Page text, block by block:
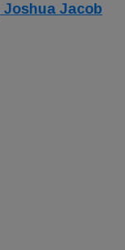
Joshua Jacob